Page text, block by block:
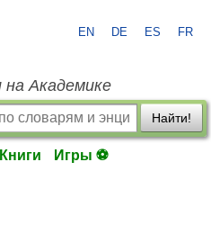
EN DE ES FR
на Академике
Найти!
Книги Игры ⚽